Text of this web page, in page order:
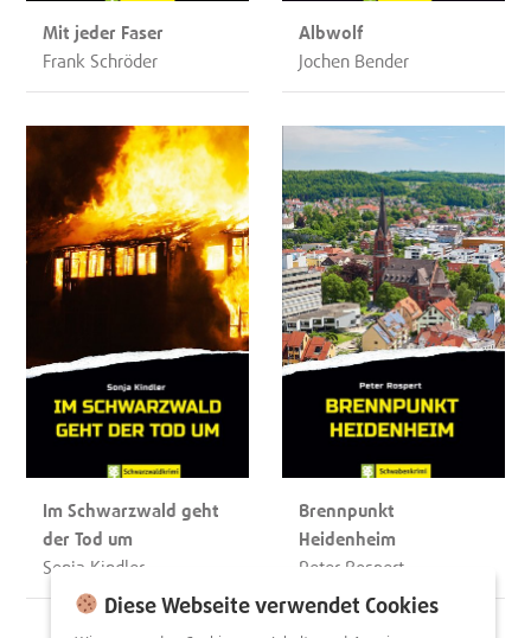
Mit jeder Faser
Frank Schröder
Albwolf
Jochen Bender
Im Schwarzwald geht
der Tod um
Sonja Kindler
Brennpunkt
Heidenheim
Peter Rospert
Diese Webseite verwendet Cookies